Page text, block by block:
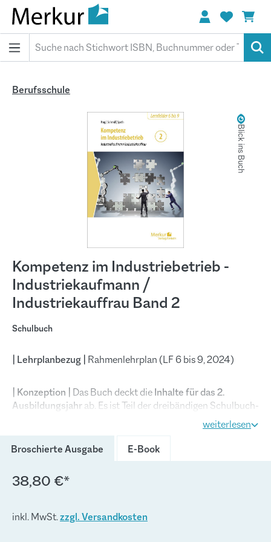
springen
Berufsschule
Blick ins Buch
Bildergalerie überspringen
Kompetenz im Industriebetrieb -
Industriekaufmann /
Industriekauffrau Band 2
Schulbuch
| Lehrplanbezug | Rahmenlehrplan (LF 6 bis 9, 2024)
| Konzeption | Das Buch deckt dieInhalte für das 2.
Ausbildungsjahrab. Es ist Teil der dreibändigen Schulbuch-
Im Vordergrund
steht das Ziel, die prozessorientierten Zusammenhänge im
Industriebetrieb unter Berücksichtigung der notwendigen
Fachsystematik anschaulich darzustellen.
Das Buch eignet sich ideal als
Wiederholung und zur eigenverantwortlichen
weiterlesen
Broschierte Ausgabe
E-Book
38,80 €*
inkl. MwSt.zzgl. Versandkosten